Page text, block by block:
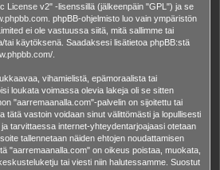
License v2" -lisenssillä (jälkeenpäin "GPL") ja se
. phpBB-ohjelmisto luo vain ympäristön
ei ole vastuussa siitä, mitä sallimme tai
tai käytöksenä. Saadaksesi lisätietoa phpBB:stä
vihamielistä, epämoraalista tai
loukata voimassa olevia lakeja oli se sitten
"aarremaanalla.com"-palvelin on sijoitettu tai
tätä vastoin voidaan sinut välittömästi ja lopullisesti
tarvittaessa internet-yhteydentarjoajaasi otetaan
tallennetaan näiden ehtojen noudattamisen
"aarremaanalla.com" on oikeus poistaa, muokata,
tai viesti niin halutessamme. Suostut